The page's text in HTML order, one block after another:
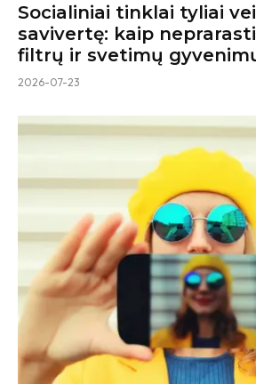
Socialiniai tinklai tyliai
savivertę: kaip
filtrų ir svetimų
2026-07-23